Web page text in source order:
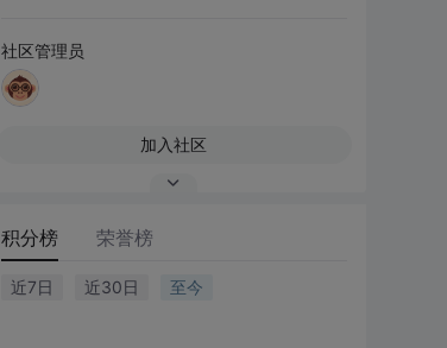
社区管理员
加入社区
积分榜 荣誉榜
近7日 近30日 至今